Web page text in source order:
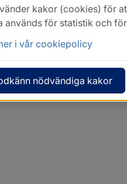
kakor (cookies) för
används för statistik och
i vår cookiepolicy
nödvändiga kakor